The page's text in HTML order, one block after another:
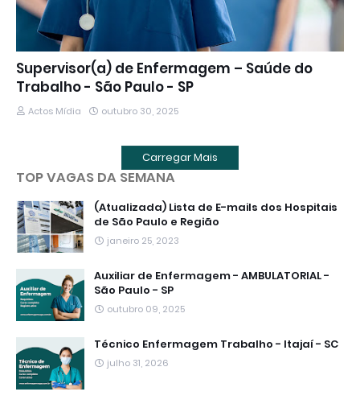
Supervisor(a) de Enfermagem – Saúde do
Trabalho - São Paulo - SP
Actos Mídia outubro 30, 2025
Carregar Mais
TOP VAGAS DA SEMANA
(Atualizada) Lista de E-mails dos Hospitais
de São Paulo e Região
janeiro 25, 2023
Auxiliar de Enfermagem - AMBULATORIAL -
São Paulo - SP
outubro 09, 2025
Técnico Enfermagem Trabalho - Itajaí - SC
julho 31, 2026